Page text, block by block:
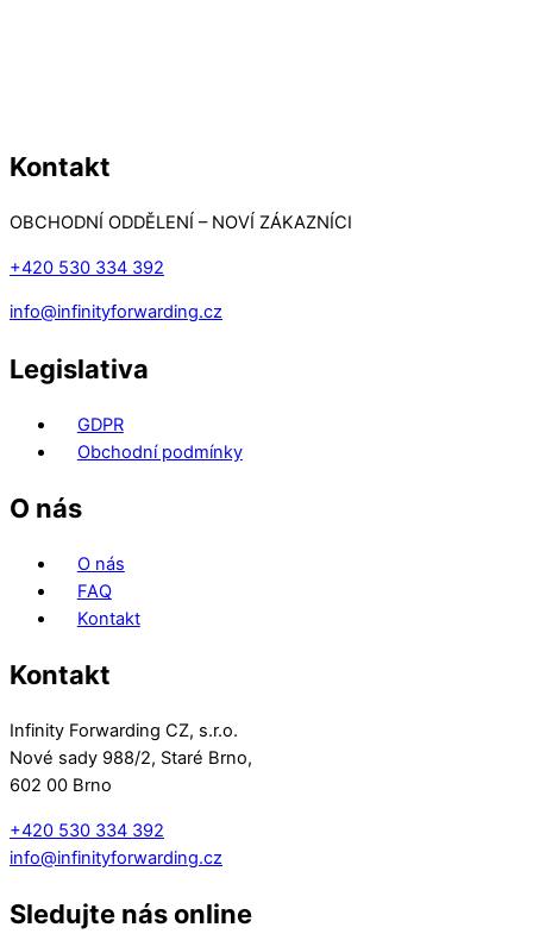
Kontakt
OBCHODNÍ ODDĚLENÍ – NOVÍ ZÁKAZNÍCI
+420 530 334 392
info@infinityforwarding.cz
Legislativa
GDPR
Obchodní podmínky
O nás
O nás
FAQ
Kontakt
Kontakt
Infinity Forwarding CZ, s.r.o.
Nové sady 988/2, Staré Brno,
602 00 Brno
+420 530 334 392
info@infinityforwarding.cz
Sledujte nás online